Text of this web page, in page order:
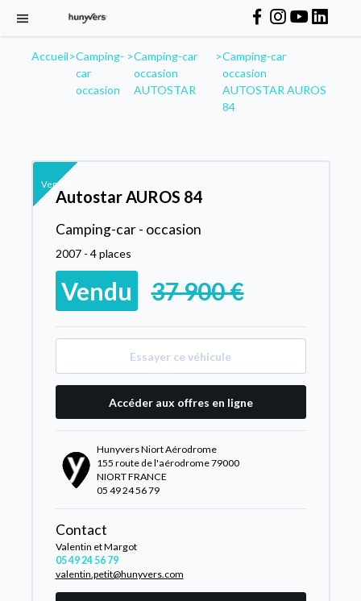
Accueil>Camping-
car
occasion
>Camping-car
occasion
AUTOSTAR
>Camping-car
occasion
AUTOSTAR AUROS
84
Vendu
Autostar AUROS 84
Camping-car - occasion
2007 - 4 places
Vendu 37 900 €
Essayer ce véhicule
Accéder aux offres en ligne
Hunyvers Niort Aérodrome
155 route de l'aérodrome 79000
NIORT FRANCE
05 49 24 56 79
Contact
Valentin et Margot
05 49 24 56 79
valentin.petit@hunyvers.com